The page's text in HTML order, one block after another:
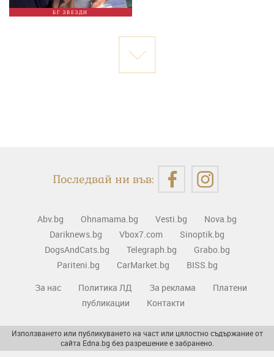
БГ ЗВЕЗДИ
Последвай ни във:
Abv.bg Ohnamama.bg Vesti.bg
Nova.bg
Dariknews.bg
Vbox7.com
Sinoptik.bg
DogsAndCats.bg
Telegraph.bg
Grabo.bg
Pariteni.bg
CarMarket.bg
BISS.bg
За нас
Политика ЛД За реклама
Платени
публикации
Контакти
Използването или публикуването на част или цялостно съдържание от
сайта Edna.bg без разрешение е забранено.